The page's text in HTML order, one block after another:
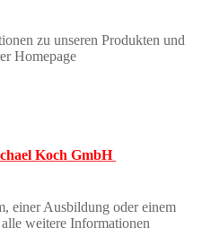
zu unseren Produkten und
Homepage
Koch GmbH
einer Ausbildung oder einem
weitere Informationen